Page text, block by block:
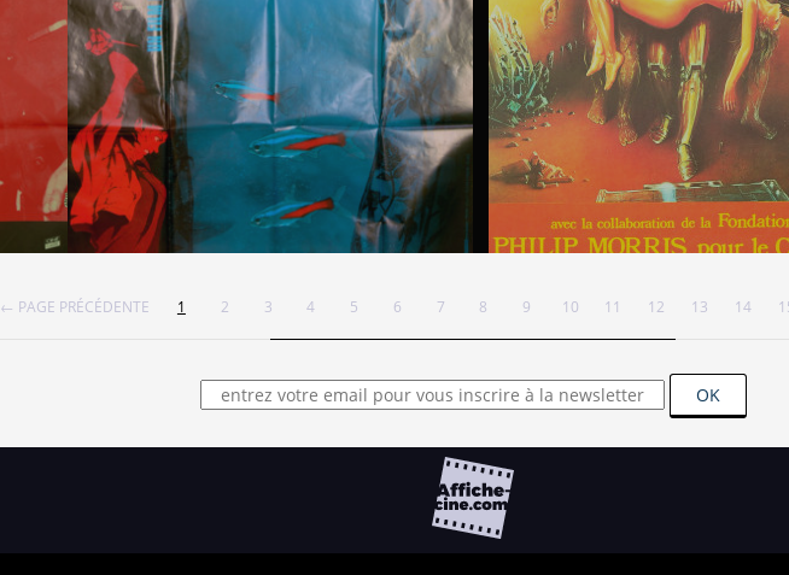
← PAGE PRÉCÉDENTE 1 2 3 4 5 6 7 8 9 10 11 12 13 14
OK